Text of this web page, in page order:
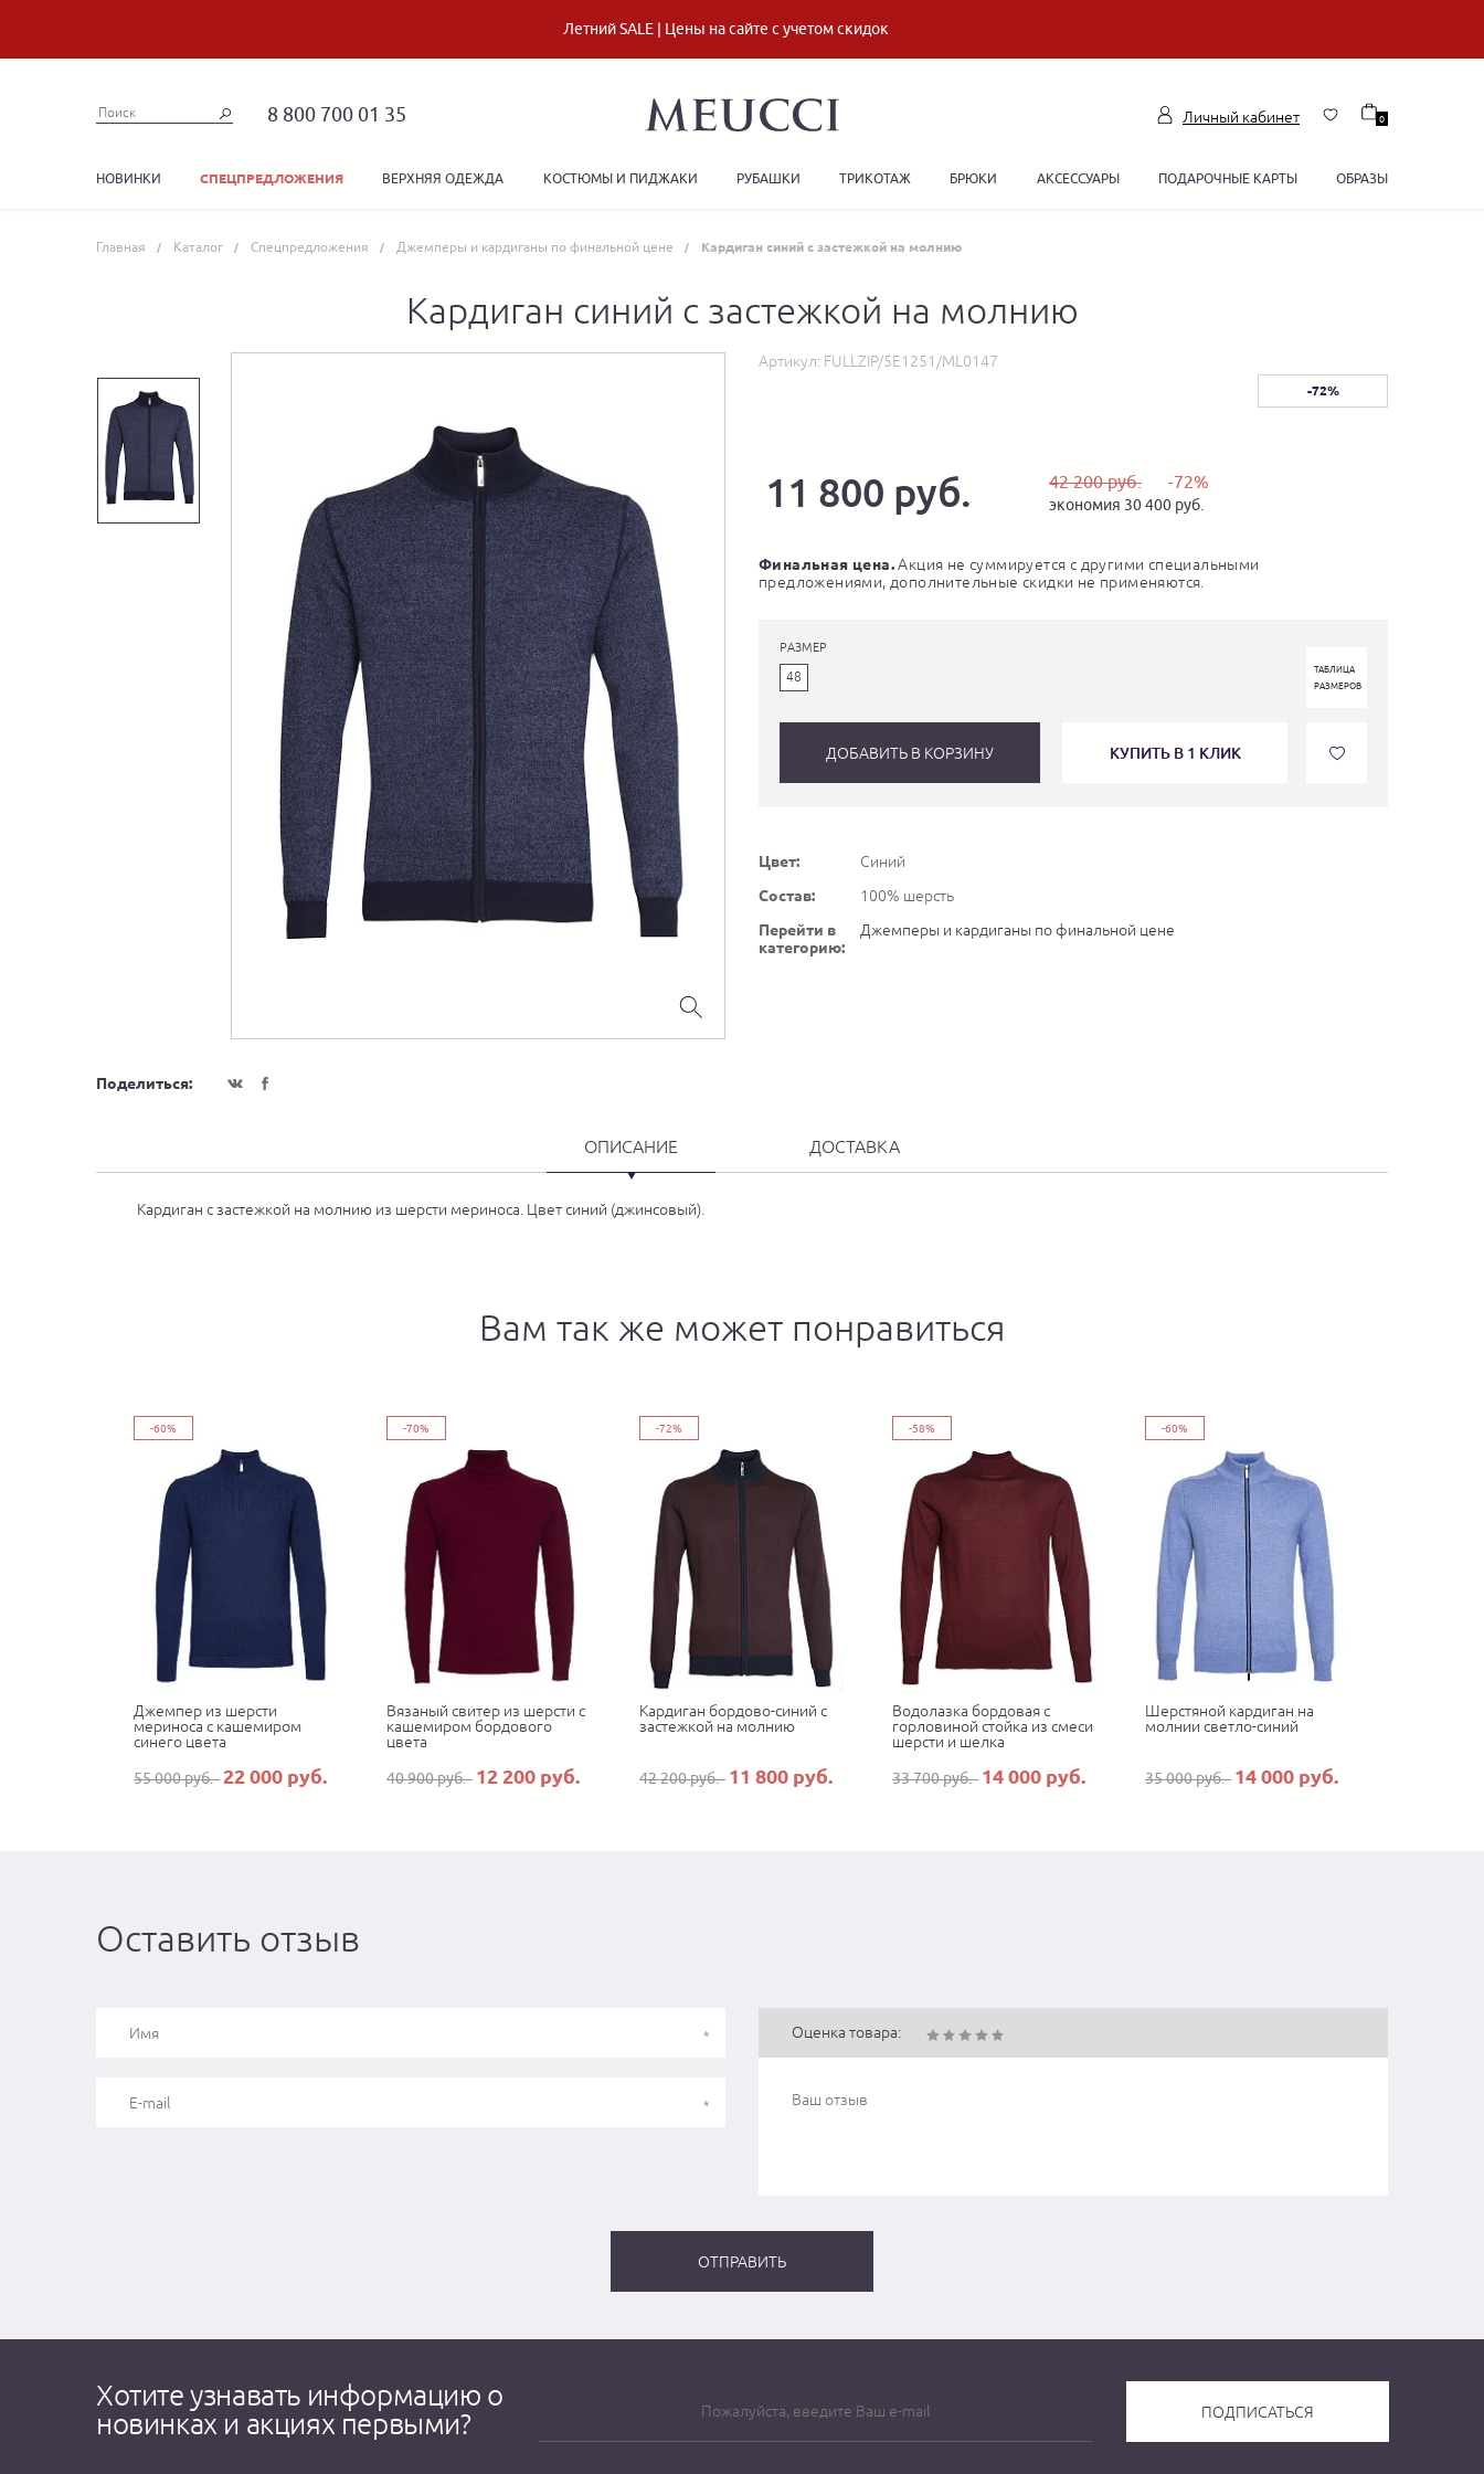
Летний SALE | Цены на сайте с учетом скидок
8 800 700 01 35 Личный кабинет 0
НОВИНКИ СПЕЦПРЕДЛОЖЕНИЯ ВЕРХНЯЯ ОДЕЖДА КОСТЮМЫ И ПИДЖАКИ РУБАШКИ ТРИКОТАЖ БРЮКИ АКСЕССУАРЫ ПОДАРОЧНЫЕ КАРТЫ ОБРАЗЫ
Главная Каталог Спецпредложения Джемперы и кардиганы по финальной цене Кардиган синий с застежкой на молнию
Кардиган синий с застежкой на молнию
Поделиться:
Артикул: FULLZIP/5E1251/ML0147
-72%
11 800 руб. 42 200 руб. -72%
экономия 30 400 руб.
Финальная цена.Акция не суммируется с другими специальными
предложениями, дополнительные скидки не применяются.
РАЗМЕР
48
ТАБЛИЦА
РАЗМЕРОВ
ДОБАВИТЬ В КОРЗИНУ КУПИТЬ В 1 КЛИК
Цвет:
Синий
Состав:
100% шерсть
Перейти в
категорию:
Джемперы и кардиганы по финальной цене
ОПИСАНИЕ ДОСТАВКА
Кардиган с застежкой на молнию из шерсти мериноса. Цвет синий (джинсовый).
Вам так же может понравиться
-60%
Джемпер из шерсти
мериноса с кашемиром
синего цвета
55 000 руб. 22 000 руб.
-70%
Вязаный свитер из шерсти с
кашемиром бордового
цвета
40 900 руб. 12 200 руб.
-72%
Кардиган бордово-синий с
застежкой на молнию
42 200 руб. 11 800 руб.
-58%
Водолазка бордовая с
горловиной стойка из смеси
шерсти и шелка
33 700 руб. 14 000 руб.
-60%
Шерстяной кардиган на
молнии светло-синий
35 000 руб. 14 000 руб.
Оставить отзыв
Оценка товара:
Хотите узнавать информацию о
новинках и акциях первыми?